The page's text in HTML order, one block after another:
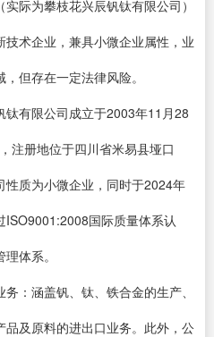
际为攀枝花兴辰钒钛有限公司）
术企业，兼具小微企业属性，业
但存在一定法律风险。
有限公司成立于2003年11月28
注册地位于四川省米易县垭口
质为小微企业，同时于2024年
国际质量体系认
体系。
：涵盖钒、钛、铁合金的生产、
及原料的进出口业务。此外，公